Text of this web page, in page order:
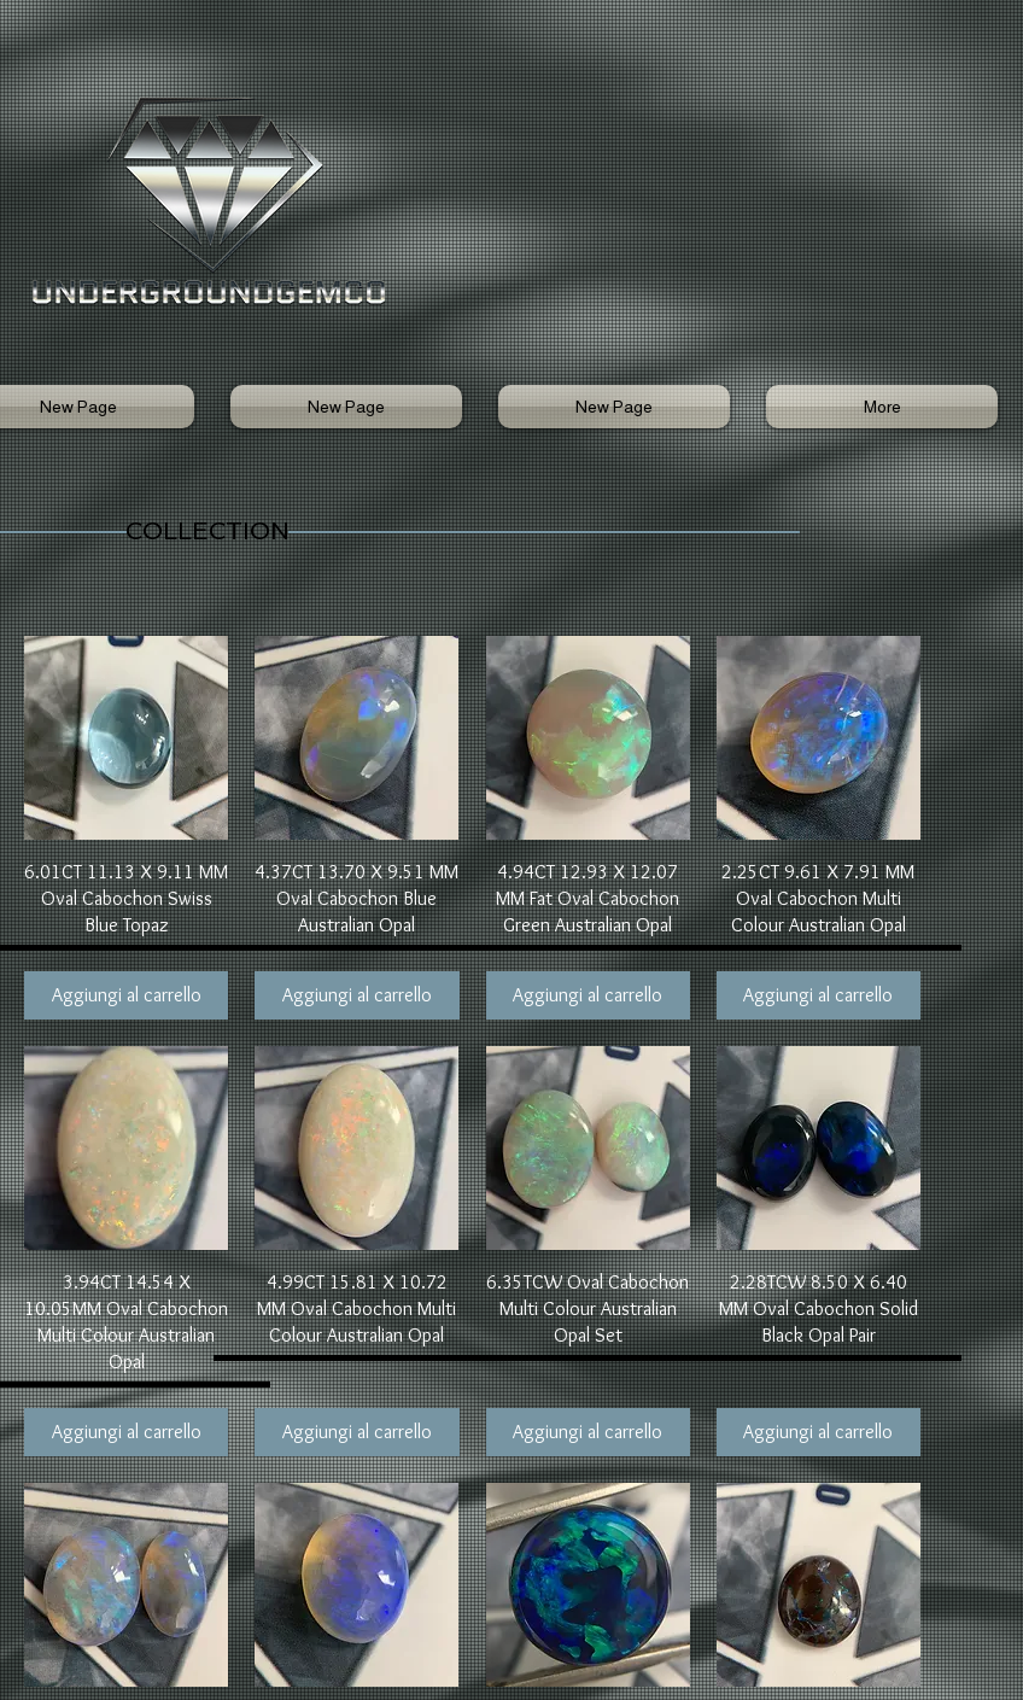
New Page New Page New Page More
COLLECTION
Vista rapida
6.01CT 11.13 X 9.11 MM
Oval Cabochon Swiss
Blue Topaz
Aggiungi al carrello
Vista rapida
4.37CT 13.70 X 9.51 MM
Oval Cabochon Blue
Australian Opal
Aggiungi al carrello
Vista rapida
4.94CT 12.93 X 12.07
MM Fat Oval Cabochon
Green Australian Opal
Aggiungi al carrello
Vista rapida
2.25CT 9.61 X 7.91 MM
Oval Cabochon Multi
Colour Australian Opal
Aggiungi al carrello
Vista rapida
3.94CT 14.54 X
10.05MM Oval Cabochon
Multi Colour Australian
Opal
Aggiungi al carrello
Vista rapida
4.99CT 15.81 X 10.72
MM Oval Cabochon Multi
Colour Australian Opal
Aggiungi al carrello
Vista rapida
6.35TCW Oval Cabochon
Multi Colour Australian
Opal Set
Aggiungi al carrello
Vista rapida
2.28TCW 8.50 X 6.40
MM Oval Cabochon Solid
Black Opal Pair
Aggiungi al carrello